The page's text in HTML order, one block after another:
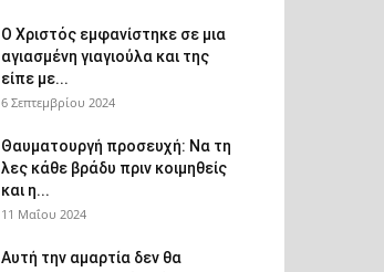
Ο Χριστός εμφανίστηκε σε μια
αγιασμένη γιαγιούλα και της
είπε με...
6 Σεπτεμβρίου 2024
Θαυματουργή προσευχή: Να τη
λες κάθε βράδυ πριν κοιμηθείς
και η...
11 Μαΐου 2024
Αυτή την αμαρτία δεν θα